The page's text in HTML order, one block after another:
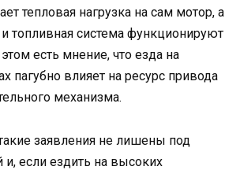
тепловая нагрузка на сам мотор, а
топливная система функционируют
есть мнение, что езда на
пагубно влияет на ресурс привода
механизма.
заявления не лишены под
и, если ездить на высоких